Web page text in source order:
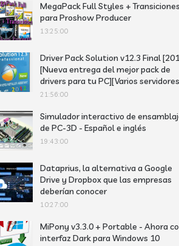
MegaPack Full Styles + Transiciones
para Proshow Producer
13:25:00
Driver Pack Solution v12.3 Final
[Nueva entrega del mejor pack de
drivers para tu PC][Varios
21:56:00
Simulador interactivo de
de PC-3D - Español e inglés
19:43:00
Dataprius, la alternativa a Google
Drive y Dropbox que las empresas
deberían conocer
10:27:00
MiPony v3.3.0 + Portable - Ahora
interfaz Dark para Windows 10